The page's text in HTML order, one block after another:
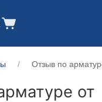
Отзыв по
от